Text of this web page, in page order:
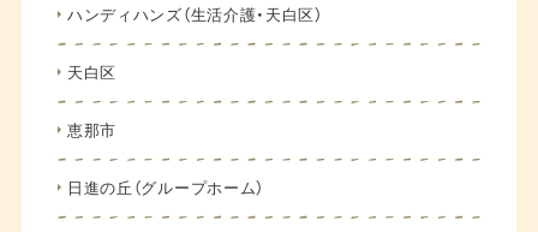
ハンディハンズ（生活介護・天白区）
天白区
恵那市
日進の丘（グループホーム）